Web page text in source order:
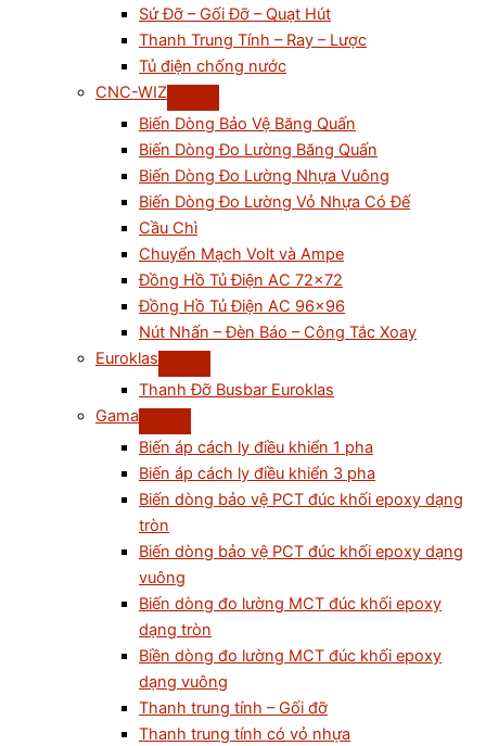
Sứ Đỡ – Gối Đỡ – Quạt Hút
Thanh Trung Tính – Ray – Lược
Tủ điện chống nước
CNC-WIZ
Biến Dòng Bảo Vệ Băng Quấn
Biến Dòng Đo Lường Băng Quấn
Biến Dòng Đo Lường Nhựa Vuông
Biến Dòng Đo Lường Vỏ Nhựa Có Đế
Cầu Chì
Chuyển Mạch Volt và Ampe
Đồng Hồ Tủ Điện AC 72×72
Đồng Hồ Tủ Điện AC 96×96
Nút Nhấn – Đèn Báo – Công Tắc Xoay
Euroklas
Thanh Đỡ Busbar Euroklas
Gama
Biến áp cách ly điều khiển 1 pha
Biến áp cách ly điều khiển 3 pha
Biến dòng bảo vệ PCT đúc khối epoxy dạng
tròn
Biến dòng bảo vệ PCT đúc khối epoxy dạng
vuông
Biến dòng đo lường MCT đúc khối epoxy
dạng tròn
Biền dòng đo lường MCT đúc khối epoxy
dạng vuông
Thanh trung tính – Gối đỡ
Thanh trung tính có vỏ nhựa